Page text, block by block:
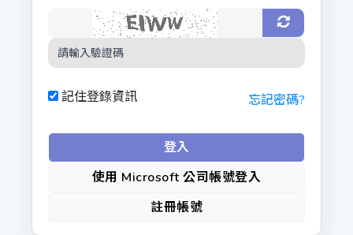
記住登錄資訊 忘記密碼?
登入
使用 Microsoft 公司帳號登入
註冊帳號